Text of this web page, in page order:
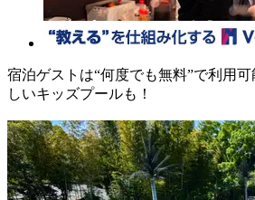
宿泊ゲストは“何度でも無料”で利用
しいキッズプールも！